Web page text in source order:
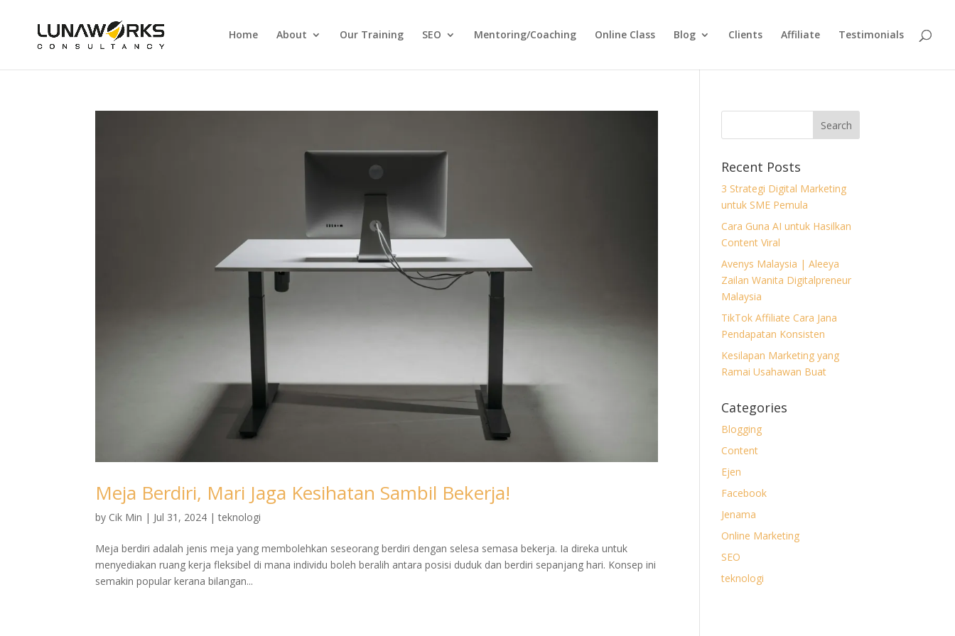
Home About Our Training SEO Mentoring/Coaching Online Class Blog Clients Affiliate Testimonials
Meja Berdiri, Mari Jaga Kesihatan Sambil Bekerja!
by Cik Min | Jul 31, 2024 |teknologi
Meja berdiri adalah jenis meja yang membolehkan seseorang berdiri dengan selesa semasa bekerja. Ia direka untuk
menyediakan ruang kerja fleksibel di mana individu boleh beralih antara posisi duduk dan berdiri sepanjang hari. Konsep ini
semakin popular kerana bilangan...
Recent Posts
3 Strategi Digital Marketing
untuk SME Pemula
Cara Guna AI untuk Hasilkan
Content Viral
Avenys Malaysia | Aleeya
Zailan Wanita Digitalpreneur
Malaysia
TikTok Affiliate Cara Jana
Pendapatan Konsisten
Kesilapan Marketing yang
Ramai Usahawan Buat
Categories
Blogging
Content
Ejen
Facebook
Jenama
Online Marketing
SEO
teknologi